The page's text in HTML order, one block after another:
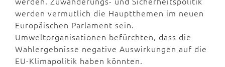
werden vermutlich die Hauptthemen im neuen
Europäischen Parlament sein.
Umweltorganisationen befürchten, dass die
Wahlergebnisse negative Auswirkungen auf die
EU-Klimapolitik haben könnten.